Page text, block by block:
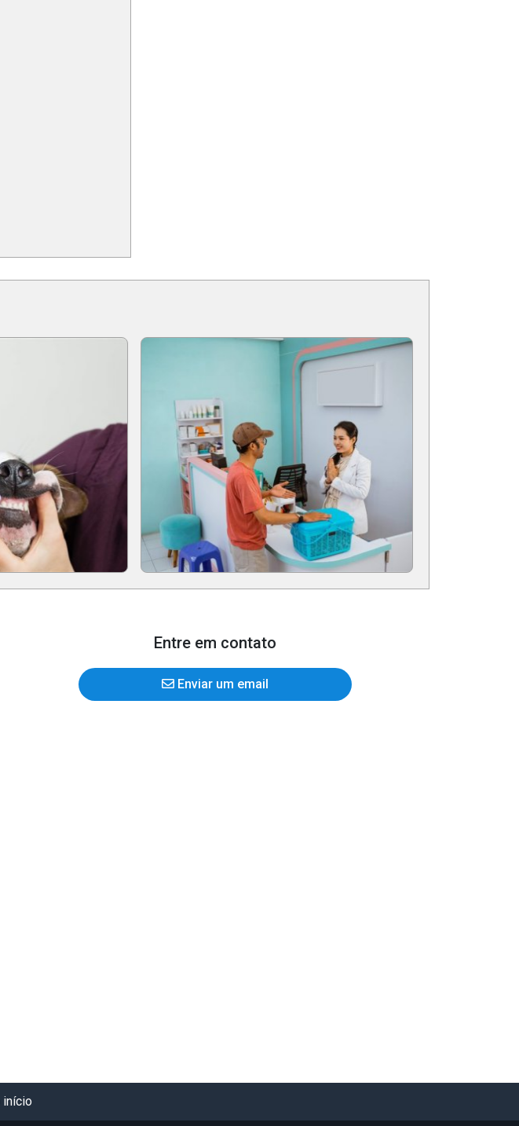
Entre em contato
Enviar um email
início